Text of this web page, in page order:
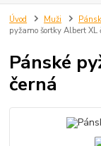
Úvod Muži
pyžamo šortky Albert XL
Pánské
černá